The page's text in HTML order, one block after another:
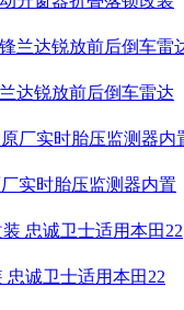
达锐放前后倒车雷达
实时胎压监测器内置
忠诚卫士适用本田22